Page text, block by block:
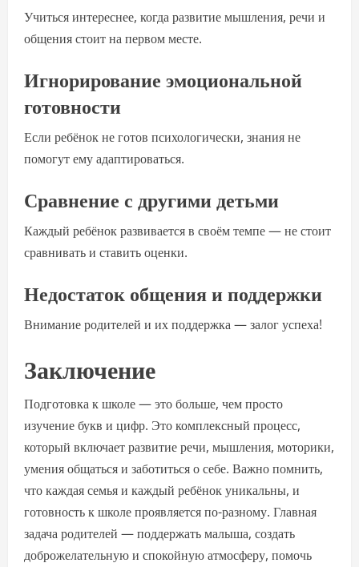
Учиться интереснее, когда развитие мышления, речи и
общения стоит на первом месте.
Игнорирование эмоциональной
готовности
Если ребёнок не готов психологически, знания не
помогут ему адаптироваться.
Сравнение с другими детьми
Каждый ребёнок развивается в своём темпе — не стоит
сравнивать и ставить оценки.
Недостаток общения и поддержки
Внимание родителей и их поддержка — залог успеха!
Заключение
Подготовка к школе — это больше, чем просто
изучение букв и цифр. Это комплексный процесс,
который включает развитие речи, мышления, моторики,
умения общаться и заботиться о себе. Важно помнить,
что каждая семья и каждый ребёнок уникальны, и
готовность к школе проявляется по-разному. Главная
задача родителей — поддержать малыша, создать
доброжелательную и спокойную атмосферу, помочь